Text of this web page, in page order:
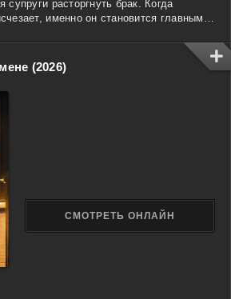
супруги расторгнуть брак. Когда
именно он становится главным
мужчине приходится пуститься в
свою невиновность он шаг за шагом
где каждая новая улика меняет
(2026)
СМОТРЕТЬ ОНЛАЙН